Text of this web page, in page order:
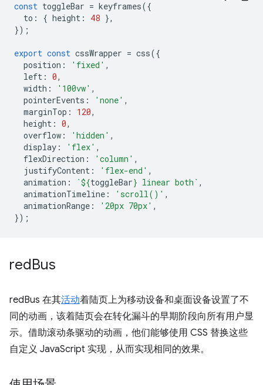
const toggleBar = keyframes({
to : { height : 48 },
});
export const cssWrapper = css({
position : 'fixed' ,
left : 0,
width : '100vw' ,
pointerEvents : 'none' ,
marginTop : 120,
height : 0,
overflow : 'hidden' ,
display : 'flex' ,
flexDirection : 'column' ,
justifyContent : 'flex-end' ,
animation : `${toggleBar} linear both` ,
animationTimeline : 'scroll()' ,
animationRange : '20px 70px' ,
});
redBus
redBus 在其活动着陆页上为移动设备和桌面设备设置了不
同的动画，该着陆页会在转化漏斗的早期阶段向所有用户显
示。借助滚动条驱动的动画，他们能够使用 CSS 替换这些
自定义 JavaScript 实现，从而实现相同的效果。